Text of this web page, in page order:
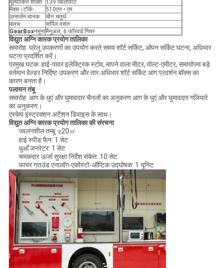
मूल्यांकित शक्ति 139 किलोवाट
मैक्स।टॉर्कः
510एन • एम
उत्सर्जन मानक
चीन चतुर्थ
क्लच
सर्पिल वसंत
GearBoxनमूनामैनुअल, 6 फॉरवर्ड गियर
विद्युत अग्नि कारक प्रयोग तालिका
समारोह: घरेलू उपकरणों का उपयोग करते समय शॉर्ट सर्किट, ओपन सर्किट घटना, अधिभार
घटना प्रदर्शित करें।
प्रमुख घटक: हाई-पावर इलेक्ट्रिक स्टोव, मापने वाला मीटर, वोल्ट-एमीटर, समायोज्य बड़े
वर्तमान वेल्डर निर्दिष्ट उपकरण और तार अधिभार शॉर्ट सर्किट आग प्रदर्शन बॉक्स का
कारण बनता है।
पलायन तंबू
समारोह: आग के धुएं और घुमावदार चैनलों का अनुकरण आग के धुएं और घुमावदार गलियारे
का अनुकरण।
एस्केप इंस्ट्रक्शन अटेंशन डिवाइस के साथ।
विद्युत अग्नि कारक प्रयोग तालिका की संरचना
ज्वलनशील तम्बू: ≥20㎡
हाई स्पीड फैन: 1 सेट
धुआँ जनरेटर: 1 सेट
चमकदार ऊर्जा सुरक्षा निर्देश संकेत: 10 सेट
फायर ग्राउंड एनालॉग-एकोस्टो-ऑप्टिक उद्घोषक: 1 यूनिट